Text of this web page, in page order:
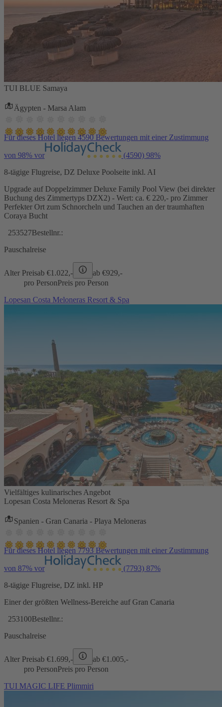
TUI BLUE Samaya
Ägypten - Marsa Alam
Für dieses Hotel liegen 4590 Bewertungen mit einer Zustimmung
von 98% vor (4590) 98%
8-tägige Flugreise, DZ Deluxe Poolseite inkl. AI
Upgrade auf Doppelzimmer Deluxe Family Pool View (bei direkter
Buchung des Zimmertyps DZX2) - Wert: ca. € 220,- pro Zimmer
Perfekter Ort zum Schnorcheln und Tauchen an der traumhaften
Coraya Bucht
253527Bestellnr.:
Pauschalreise
Alter Preisab €1.022,- ab €929,-
pro PersonPreis pro Person
Lopesan Costa Meloneras Resort & Spa
Vielfältiges kulinarisches Angebot
Lopesan Costa Meloneras Resort & Spa
Spanien - Gran Canaria - Playa Meloneras
Für dieses Hotel liegen 7793 Bewertungen mit einer Zustimmung
von 87% vor (7793) 87%
8-tägige Flugreise, DZ inkl. HP
Einer der größten Wellness-Bereiche auf Gran Canaria
253100Bestellnr.:
Pauschalreise
Alter Preisab €1.699,- ab €1.005,-
pro PersonPreis pro Person
TUI MAGIC LIFE Plimmiri